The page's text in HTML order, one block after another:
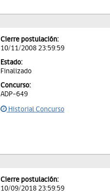
Cierre postulación:
10/11/2008 23:59:59
Estado:
Finalizado
Concurso:
ADP-649
Historial Concurso
Cierre postulación:
10/09/2018 23:59:59